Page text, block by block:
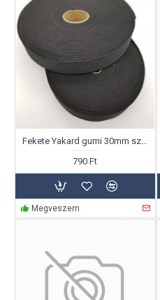
Fekete Yakard gumi 30mm széles
790 Ft
Megveszem